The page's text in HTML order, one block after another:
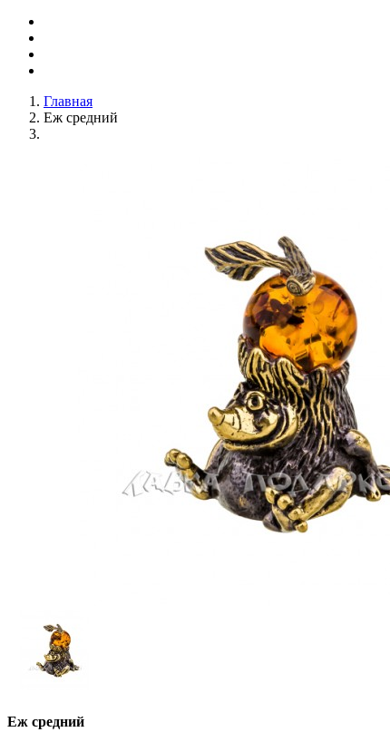
Главная
Еж средний
Еж средний